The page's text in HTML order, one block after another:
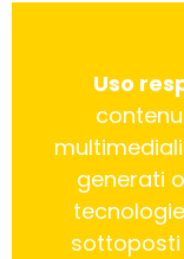
Uso
generati
sottoposti